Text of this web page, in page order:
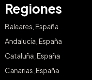
Regiones
Baleares, España
Andalucía, España
Cataluña, España
Canarias, España